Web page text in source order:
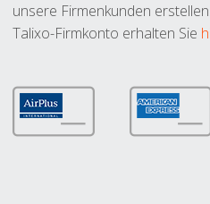
unsere Firmenkunden
Talixo-Firmkonto erhalten Sie